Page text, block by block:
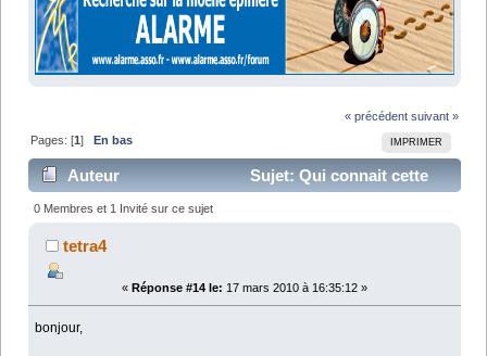
« précédent suivant »
IMPRIMER
Pages: [1] En bas
Auteur
Sujet: Qui connait cette
marque? (Lu 13454 fois)
0 Membres et 1 Invité sur ce sujet
tetra4
« Réponse #14 le: 17 mars 2010 à 16:35:12 »
bonjour,